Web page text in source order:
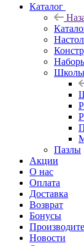
Каталог
Пазлы
Акции
О нас
Оплата
Доставка
Возврат
Бонусы
Новости